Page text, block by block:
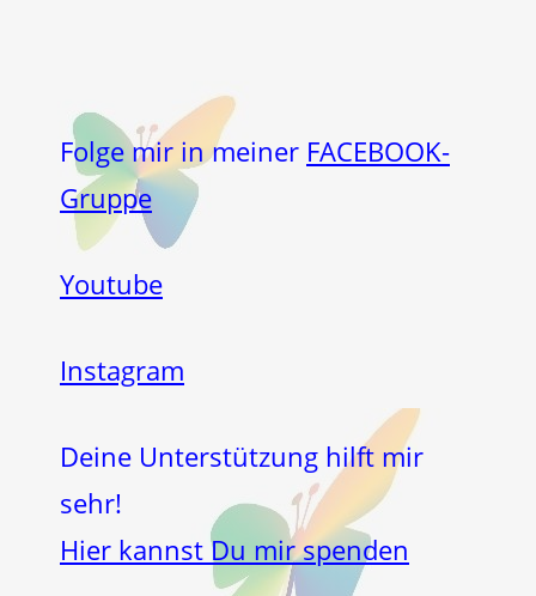
Folge mir in meiner FACEBOOK-
Gruppe
Youtube
Instagram
Deine Unterstützung hilft mir
sehr!
Hier kannst Du mir spenden